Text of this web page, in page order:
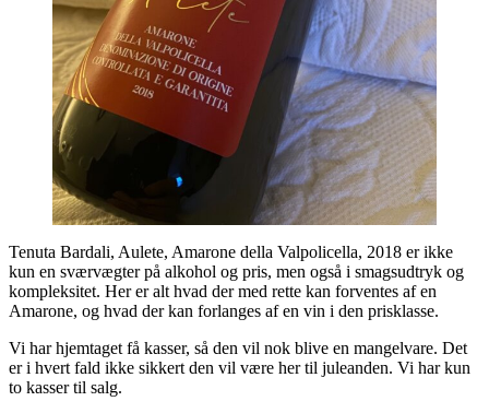
Tenuta Bardali, Aulete, Amarone della Valpolicella, 2018 er ikke
kun en sværvægter på alkohol og pris, men også i smagsudtryk og
kompleksitet. Her er alt hvad der med rette kan forventes af en
Amarone, og hvad der kan forlanges af en vin i den prisklasse.
Vi har hjemtaget få kasser, så den vil nok blive en mangelvare. Det
er i hvert fald ikke sikkert den vil være her til juleanden. Vi har kun
to kasser til salg.